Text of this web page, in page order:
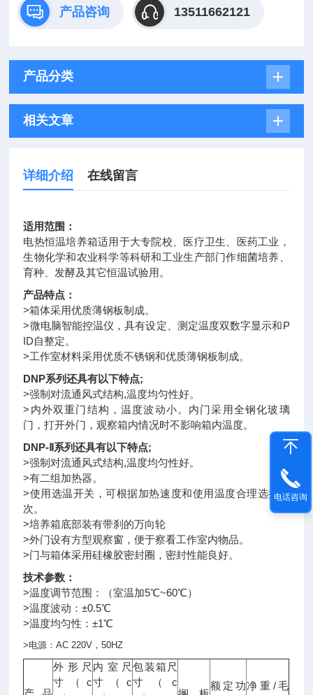
产品咨询 13511662121
产品分类
相关文章
详细介绍 在线留言
适用范围：
电热恒温培养箱适用于大专院校、医疗卫生、医药工业，
生物化学和农业科学等科研和工业生产部门作细菌培养、
育种、发酵及其它恒温试验用。
产品特点：
>箱体采用优质薄钢板制成。
>微电脑智能控温仪，具有设定、测定温度双数字显示和P
ID自整定。
>工作室材料采用优质不锈钢和优质薄钢板制成。
DNP系列还具有以下特点;
>强制对流通风式结构,温度均匀性好。
>内外双重门结构，温度波动小。内门采用全钢化玻璃
门，打开外门，观察箱内情况时不影响箱内温度。
DNP-Ⅱ系列还具有以下特点;
>强制对流通风式结构,温度均匀性好。
>有二组加热器。
>使用选温开关，可根据加热速度和使用温度合理选择档
次。
>培养箱底部装有带刹的万向轮
>外门设有方型观察窗，便于察看工作室内物品。
>门与箱体采用硅橡胶密封圈，密封性能良好。
技术参数：
>温度调节范围：（室温加5℃~60℃）
>温度波动：±0.5℃
>温度均匀性：±1℃
>电源：AC 220V ，50HZ
外形尺
寸（c
内室尺
寸（c
包装箱尺
寸（c
额定功净重 /毛
电话咨询